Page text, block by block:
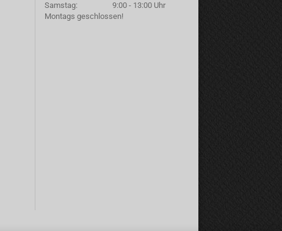
Samstag: 9:00 - 13:00 Uhr
Montags geschlossen!